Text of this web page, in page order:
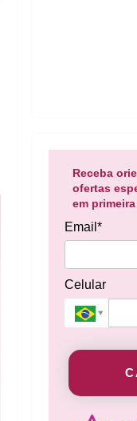
Receba
ofertas
em
Email*
Celular